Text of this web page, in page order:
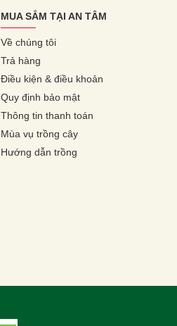
MUA SẮM TẠI AN TÂM
Về chúng tôi
Trả hàng
Điều kiện & điều khoản
Quy định bảo mật
Thông tin thanh toán
Mùa vụ trồng cây
Hướng dẫn trồng